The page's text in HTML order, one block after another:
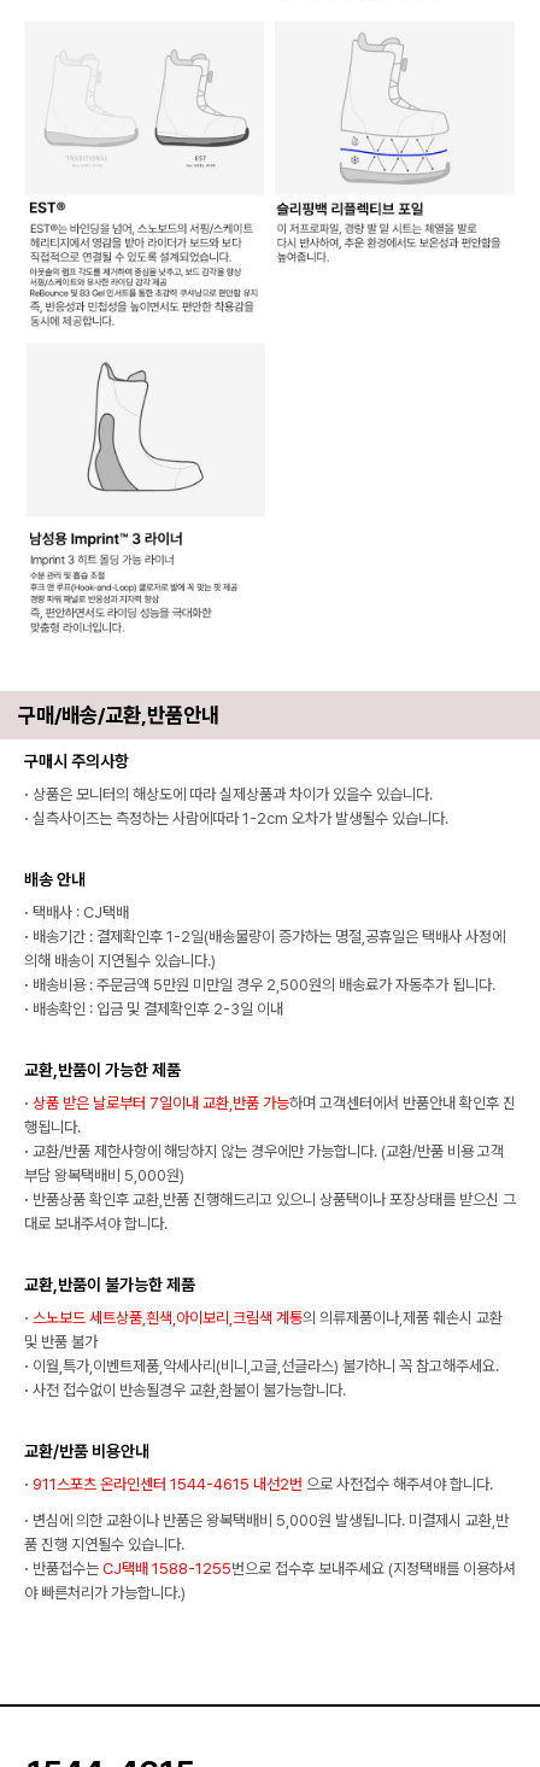
구매/배송/교환,반품안내
구매시 주의사항
· 상품은 모니터의 해상도에 따라 실제상품과 차이가 있을수 있습니다.
· 실측사이즈는 측정하는 사람에따라 1-2cm 오차가 발생될수 있습니다.
배송 안내
· 택배사 : CJ택배
· 배송기간 : 결제확인후 1-2일(배송물량이 증가하는 명절,공휴일은 택배사 사정에
의해 배송이 지연될수 있습니다.)
· 배송비용 : 주문금액 5만원 미만일 경우 2,500원의 배송료가 자동추가 됩니다.
· 배송확인 : 입금 및 결제확인후 2-3일 이내
교환,반품이 가능한 제품
· 상품 받은 날로부터 7일이내 교환,반품 가능하며 고객센터에서 반품안내 확인후 진
행됩니다.
· 교환/반품 제한사항에 해당하지 않는 경우에만 가능합니다. (교환/반품 비용 고객
부담 왕복택배비 5,000원)
· 반품상품 확인후 교환,반품 진행해드리고 있으니 상품택이나 포장상태를 받으신 그
대로 보내주셔야 합니다.
교환,반품이 불가능한 제품
· 스노보드 세트상품,흰색,아이보리,크림색 계통의 의류제품이나,제품 훼손시 교환
및 반품 불가
· 이월,특가,이벤트제품,악세사리(비니,고글,선글라스) 불가하니 꼭 참고해주세요.
· 사전 접수없이 반송될경우 교환,환불이 불가능합니다.
교환/반품 비용안내
· 911스포츠 온라인센터 1544-4615 내선2번 으로 사전접수 해주셔야 합니다.
· 변심에 의한 교환이나 반품은 왕복택배비 5,000원 발생됩니다. 미결제시 교환,반
품 진행 지연될수 있습니다.
· 반품접수는 CJ택배 1588-1255번으로 접수후 보내주세요 (지정택배를 이용하셔
야 빠른처리가 가능합니다.)